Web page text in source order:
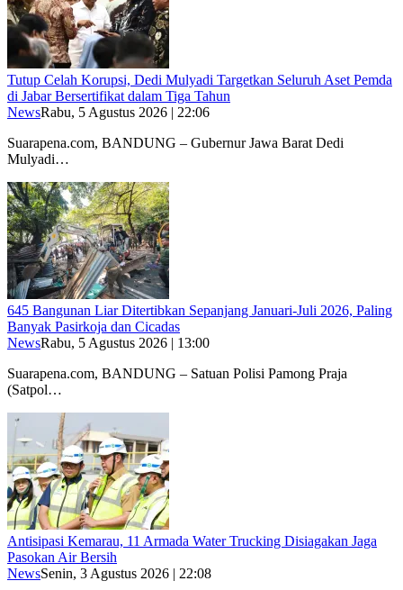
Tutup Celah Korupsi, Dedi Mulyadi Targetkan Seluruh Aset Pemda
di Jabar Bersertifikat dalam Tiga Tahun
NewsRabu, 5 Agustus 2026 | 22:06
Suarapena.com, BANDUNG – Gubernur Jawa Barat Dedi
Mulyadi…
645 Bangunan Liar Ditertibkan Sepanjang Januari-Juli 2026, Paling
Banyak Pasirkoja dan Cicadas
NewsRabu, 5 Agustus 2026 | 13:00
Suarapena.com, BANDUNG – Satuan Polisi Pamong Praja
(Satpol…
Antisipasi Kemarau, 11 Armada Water Trucking Disiagakan Jaga
Pasokan Air Bersih
NewsSenin, 3 Agustus 2026 | 22:08